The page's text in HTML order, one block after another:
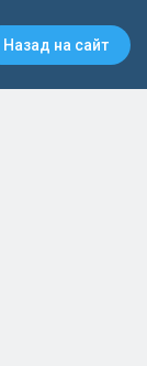
Назад на сайт